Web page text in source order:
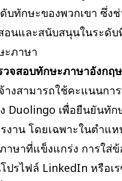
บทักษะของพวกเขา ซึ่ง
อนและสนับสนุนในระดับ
ภาษา
วจสอบทักษะภาษาอังกฤ
างสามารถใช้คะแนนกา
Duolingo เพื่อยืนยันทัก
งาน โดยเฉพาะในตำแ
าษาที่แข็งแกร่ง การใส่
ปรไฟล์ LinkedIn หรือเ